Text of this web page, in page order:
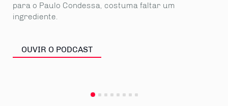
para o Paulo Condessa, costuma faltar um
ingrediente.
OUVIR O PODCAST